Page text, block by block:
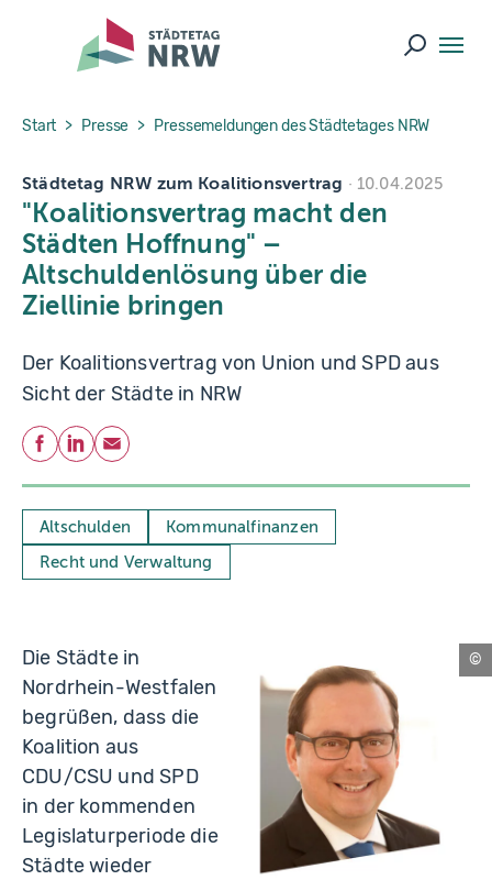
Skip to main navigation
Skip to main content
Skip to page footer
Suche
You are here:
Start Presse Pressemeldungen des Städtetages NRW
Städtetag NRW zum Koalitionsvertrag 10.04.2025
"Koalitionsvertrag macht den
Städten Hoffnung" –
Altschuldenlösung über die
Ziellinie bringen
Der Koalitionsvertrag von Union und SPD aus
Sicht der Städte in NRW
Teilen
Facebook
LinkedIn
E-Mail
Altschulden
Kommunalfinanzen
Recht und Verwaltung
Die Städte in
Nordrhein-Westfalen
begrüßen, dass die
Koalition aus
CDU/CSU und SPD
in der kommenden
Legislaturperiode die
Städte wieder